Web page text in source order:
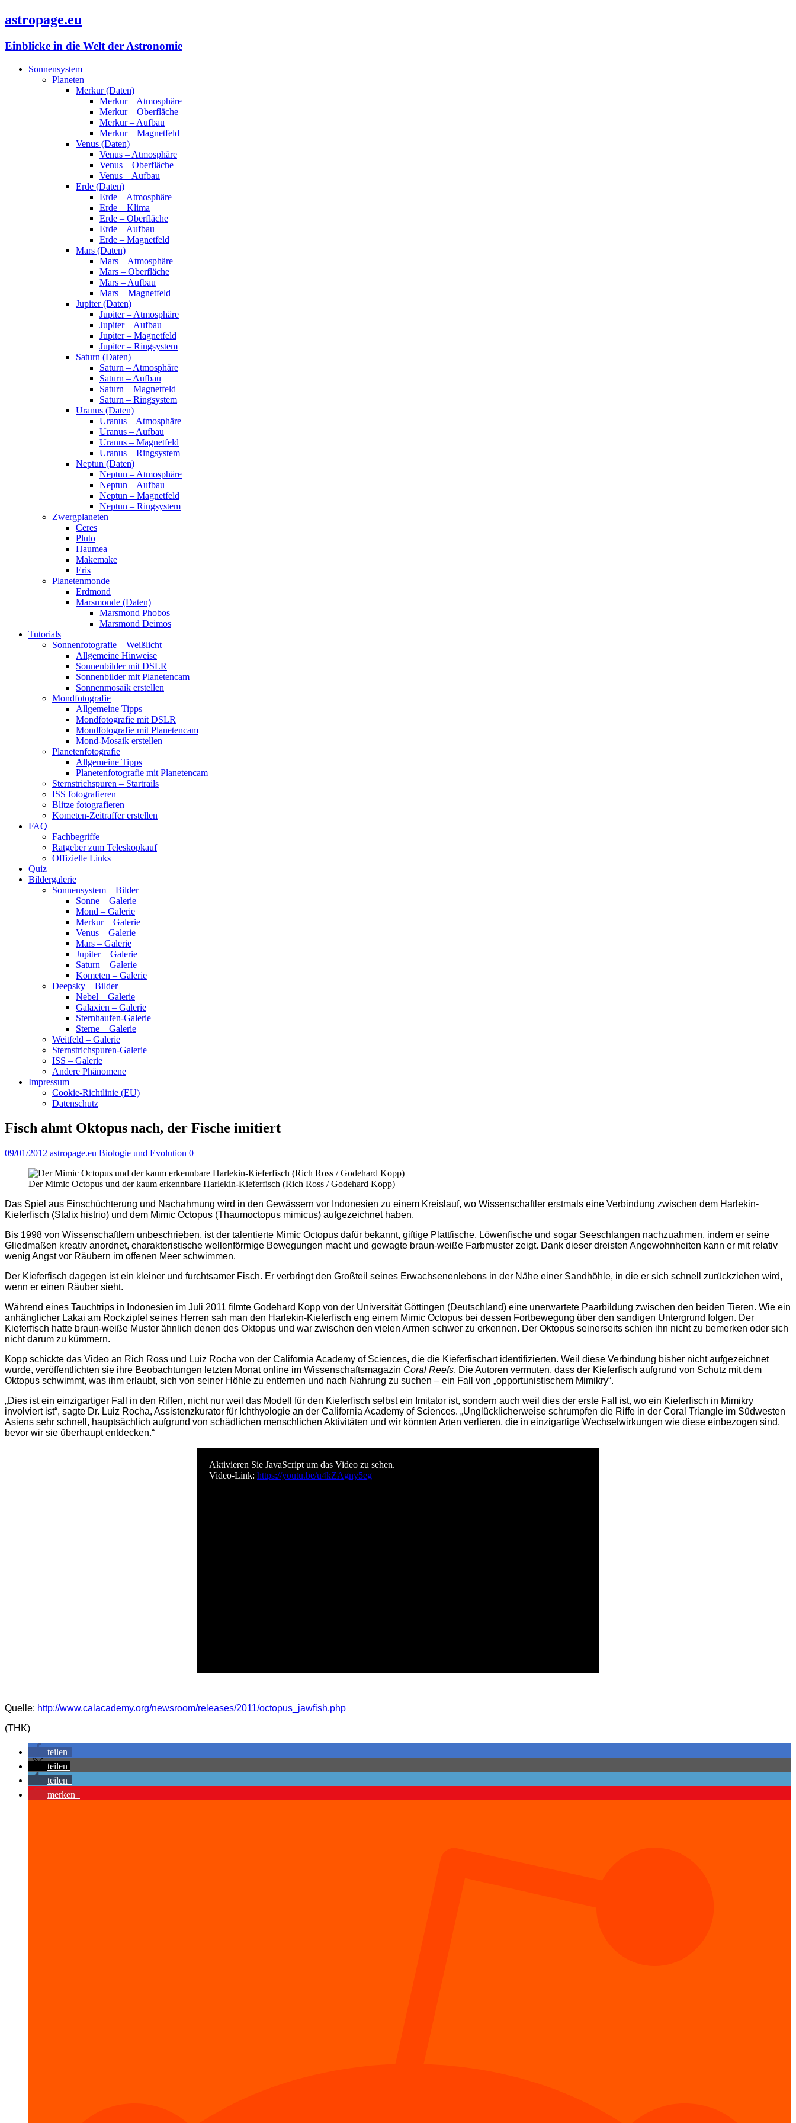
astropage.eu
Einblicke in die Welt der Astronomie
Sonnensystem
Planeten
Merkur (Daten)
Merkur – Atmosphäre
Merkur – Oberfläche
Merkur – Aufbau
Merkur – Magnetfeld
Venus (Daten)
Venus – Atmosphäre
Venus – Oberfläche
Venus – Aufbau
Erde (Daten)
Erde – Atmosphäre
Erde – Klima
Erde – Oberfläche
Erde – Aufbau
Erde – Magnetfeld
Mars (Daten)
Mars – Atmosphäre
Mars – Oberfläche
Mars – Aufbau
Mars – Magnetfeld
Jupiter (Daten)
Jupiter – Atmosphäre
Jupiter – Aufbau
Jupiter – Magnetfeld
Jupiter – Ringsystem
Saturn (Daten)
Saturn – Atmosphäre
Saturn – Aufbau
Saturn – Magnetfeld
Saturn – Ringsystem
Uranus (Daten)
Uranus – Atmosphäre
Uranus – Aufbau
Uranus – Magnetfeld
Uranus – Ringsystem
Neptun (Daten)
Neptun – Atmosphäre
Neptun – Aufbau
Neptun – Magnetfeld
Neptun – Ringsystem
Zwergplaneten
Ceres
Pluto
Haumea
Makemake
Eris
Planetenmonde
Erdmond
Marsmonde (Daten)
Marsmond Phobos
Marsmond Deimos
Tutorials
Sonnenfotografie – Weißlicht
Allgemeine Hinweise
Sonnenbilder mit DSLR
Sonnenbilder mit Planetencam
Sonnenmosaik erstellen
Mondfotografie
Allgemeine Tipps
Mondfotografie mit DSLR
Mondfotografie mit Planetencam
Mond-Mosaik erstellen
Planetenfotografie
Allgemeine Tipps
Planetenfotografie mit Planetencam
Sternstrichspuren – Startrails
ISS fotografieren
Blitze fotografieren
Kometen-Zeitraffer erstellen
FAQ
Fachbegriffe
Ratgeber zum Teleskopkauf
Offizielle Links
Quiz
Bildergalerie
Sonnensystem – Bilder
Sonne – Galerie
Mond – Galerie
Merkur – Galerie
Venus – Galerie
Mars – Galerie
Jupiter – Galerie
Saturn – Galerie
Kometen – Galerie
Deepsky – Bilder
Nebel – Galerie
Galaxien – Galerie
Sternhaufen-Galerie
Sterne – Galerie
Weitfeld – Galerie
Sternstrichspuren-Galerie
ISS – Galerie
Andere Phänomene
Impressum
Cookie-Richtlinie (EU)
Datenschutz
Fisch ahmt Oktopus nach, der Fische imitiert
09/01/2012 astropage.eu Biologie und Evolution 0
Der Mimic Octopus und der kaum erkennbare Harlekin-Kieferfisch (Rich Ross / Godehard Kopp)
Das Spiel aus Einschüchterung und Nachahmung wird in den Gewässern vor Indonesien zu einem Kreislauf, wo Wissenschaftler erstmals eine Verbindung zwischen dem Harlekin-
Kieferfisch (Stalix histrio) und dem Mimic Octopus (Thaumoctopus mimicus) aufgezeichnet haben.
Bis 1998 von Wissenschaftlern unbeschrieben, ist der talentierte Mimic Octopus dafür bekannt, giftige Plattfische, Löwenfische und sogar Seeschlangen nachzuahmen, indem er seine
Gliedmaßen kreativ anordnet, charakteristische wellenförmige Bewegungen macht und gewagte braun-weiße Farbmuster zeigt. Dank dieser dreisten Angewohnheiten kann er mit relativ
wenig Angst vor Räubern im offenen Meer schwimmen.
Der Kieferfisch dagegen ist ein kleiner und furchtsamer Fisch. Er verbringt den Großteil seines Erwachsenenlebens in der Nähe einer Sandhöhle, in die er sich schnell zurückziehen wird,
wenn er einen Räuber sieht.
Während eines Tauchtrips in Indonesien im Juli 2011 filmte Godehard Kopp von der Universität Göttingen (Deutschland) eine unerwartete Paarbildung zwischen den beiden Tieren. Wie ein
anhänglicher Lakai am Rockzipfel seines Herren sah man den Harlekin-Kieferfisch eng einem Mimic Octopus bei dessen Fortbewegung über den sandigen Untergrund folgen. Der
Kieferfisch hatte braun-weiße Muster ähnlich denen des Oktopus und war zwischen den vielen Armen schwer zu erkennen. Der Oktopus seinerseits schien ihn nicht zu bemerken oder sich
nicht darum zu kümmern.
Kopp schickte das Video an Rich Ross und Luiz Rocha von der California Academy of Sciences, die die Kieferfischart identifizierten. Weil diese Verbindung bisher nicht aufgezeichnet
wurde, veröffentlichten sie ihre Beobachtungen letzten Monat online im Wissenschaftsmagazin Coral Reefs. Die Autoren vermuten, dass der Kieferfisch aufgrund von Schutz mit dem
Oktopus schwimmt, was ihm erlaubt, sich von seiner Höhle zu entfernen und nach Nahrung zu suchen – ein Fall von „opportunistischem Mimikry“.
„Dies ist ein einzigartiger Fall in den Riffen, nicht nur weil das Modell für den Kieferfisch selbst ein Imitator ist, sondern auch weil dies der erste Fall ist, wo ein Kieferfisch in Mimikry
involviert ist“, sagte Dr. Luiz Rocha, Assistenzkurator für Ichthyologie an der California Academy of Sciences. „Unglücklicherweise schrumpfen die Riffe in der Coral Triangle im Südwesten
Asiens sehr schnell, hauptsächlich aufgrund von schädlichen menschlichen Aktivitäten und wir könnten Arten verlieren, die in einzigartige Wechselwirkungen wie diese einbezogen sind,
bevor wir sie überhaupt entdecken.“
Aktivieren Sie JavaScript um das Video zu sehen.
Video-Link: https://youtu.be/u4kZAgny5eg
Quelle: http://www.calacademy.org/newsroom/releases/2011/octopus_jawfish.php
(THK)
teilen
teilen
teilen
merken